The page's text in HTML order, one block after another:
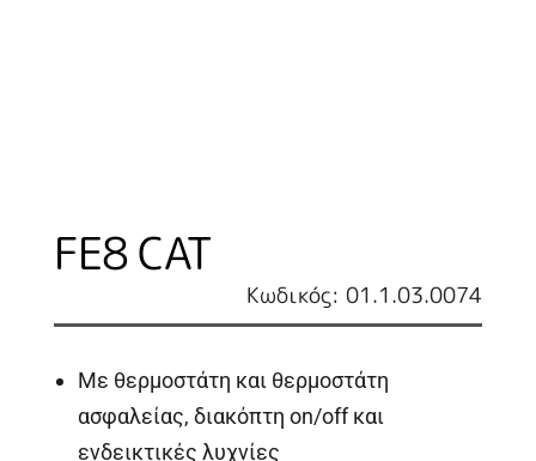
FE8 CAT
Κωδικός: 01.1.03.0074
Με θερμοστάτη και θερμοστάτη
ασφαλείας, διακόπτη on/off και
ενδεικτικές λυχνίες